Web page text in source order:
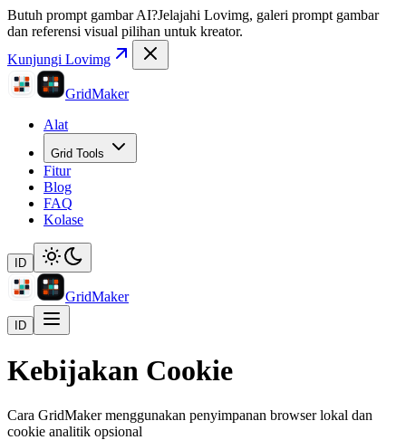
Butuh prompt gambar AI?Jelajahi Lovimg, galeri prompt gambar
dan referensi visual pilihan untuk kreator.
Kunjungi Lovimg
GridMaker
Alat
Grid Tools
Fitur
Blog
FAQ
Kolase
ID
GridMaker
ID
Kebijakan Cookie
Cara GridMaker menggunakan penyimpanan browser lokal dan
cookie analitik opsional